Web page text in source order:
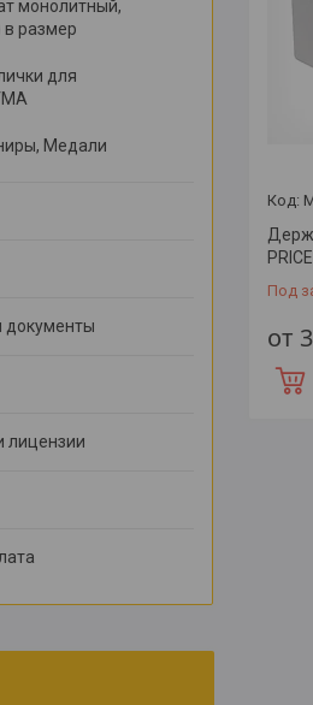
Под
от
монолитный,
в размер
для
Медали
документы
лицензии